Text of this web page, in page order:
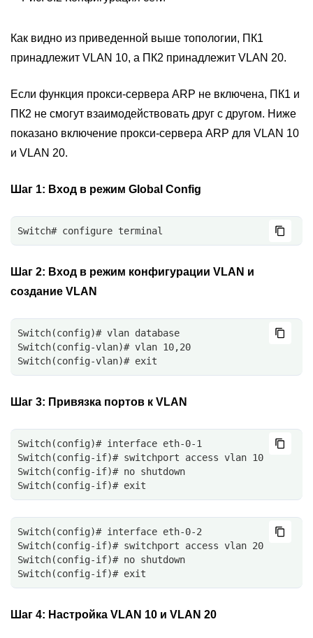
Как видно из приведенной выше топологии, ПК1
принадлежит VLAN 10, а ПК2 принадлежит VLAN 20.
Если функция прокси-сервера ARP не включена, ПК1 и
ПК2 не смогут взаимодействовать друг с другом. Ниже
показано включение прокси-сервера ARP для VLAN 10
и VLAN 20.
Шаг 1: Вход в режим Global Config
Switch# configure terminal
Шаг 2: Вход в режим конфигурации VLAN и
создание VLAN
Switch(config)# vlan database
Switch(config-vlan)# vlan 10,20
Switch(config-vlan)# exit
Шаг 3: Привязка портов к VLAN
Switch(config)# interface eth-0-1
Switch(config-if)# switchport access vlan 10
Switch(config-if)# no shutdown
Switch(config-if)# exit
Switch(config)# interface eth-0-2
Switch(config-if)# switchport access vlan 20
Switch(config-if)# no shutdown
Switch(config-if)# exit
Шаг 4: Настройка VLAN 10 и VLAN 20